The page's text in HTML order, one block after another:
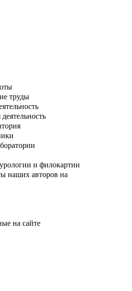
труды
и филокартии
наших авторов на
на сайте